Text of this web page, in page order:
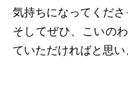
気持ちになってくださ
そしてぜひ、こいの
ていただければと思い